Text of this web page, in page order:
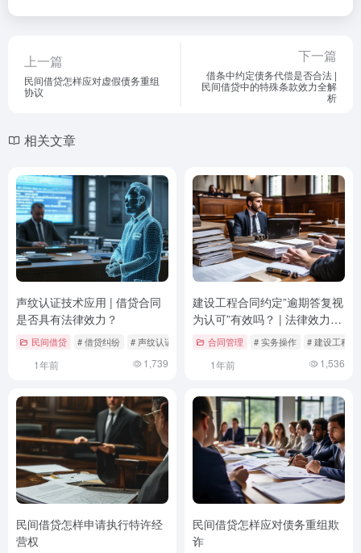
上一篇
民间借贷怎样应对虚假债务重组
协议
下一篇
借条中约定债务代偿是否合法 |
民间借贷中的特殊条款效力全解
析
相关文章
声纹认证技术应用 | 借贷合同
是否具有法律效力？
民间借贷 # 借贷纠纷 # 声纹认证 # 电子合同
1年前 1,739
建设工程合同约定”逾期答复视
为认可”有效吗？ | 法律效力与
实务探讨
合同管理 # 实务操作 # 建设工程合
1年前 1,536
民间借贷怎样申请执行特许经
营权
民间借贷怎样应对债务重组欺
诈